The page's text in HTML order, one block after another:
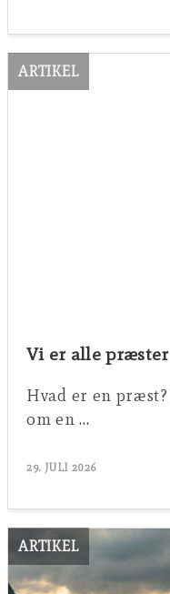
ARTIKEL
Vi er alle præster
Hvad er en
om en …
29. JULI 2026
ARTIKEL